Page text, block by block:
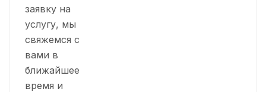
заявку на
услугу, мы
свяжемся с
вами в
ближайшее
время и